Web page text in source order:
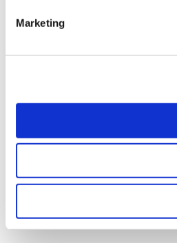
Marketing